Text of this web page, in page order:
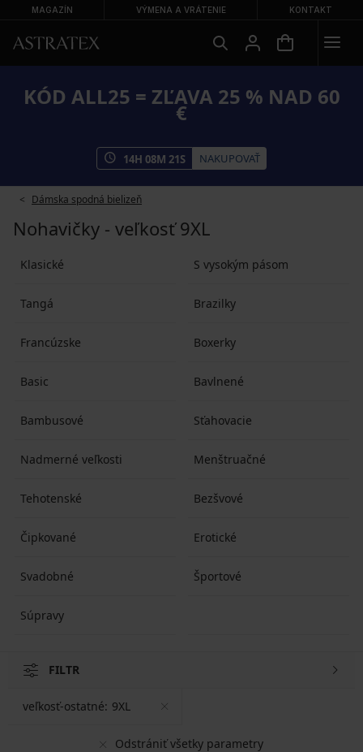
MAGAZÍN VÝMENA A VRÁTENIE KONTAKT
KÓD ALL25 = ZĽAVA 25 % NAD 60
€
14H 08M 21S NAKUPOVAŤ
Dámska spodná bielizeň
Nohavičky - veľkosť 9XL
Klasické S vysokým pásom
Tangá Brazilky
Francúzske Boxerky
Basic Bavlnené
Bambusové Sťahovacie
Nadmerné veľkosti Menštruačné
Tehotenské Bezšvové
Čipkované Erotické
Svadobné Športové
Súpravy
FILTR
Odstrániť všetky parametry
veľkosť-ostatné: 9XL